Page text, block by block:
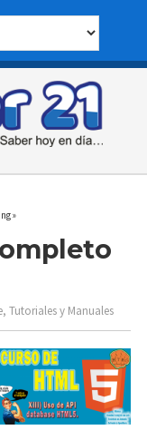
»
,Tutoriales y Manuales